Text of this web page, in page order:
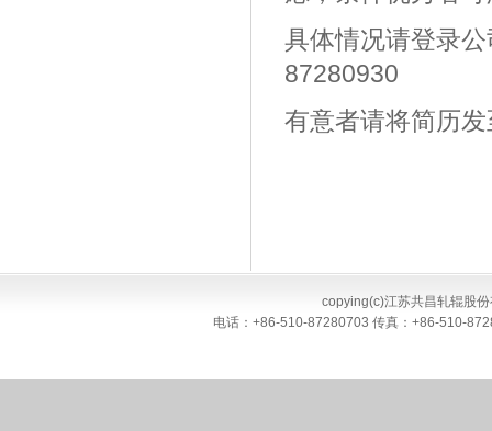
具体情况请登录
87280930
有意者请将简历发
copying(c)江苏共昌轧辊股
电话：+86-510-87280703 传真：+86-510-